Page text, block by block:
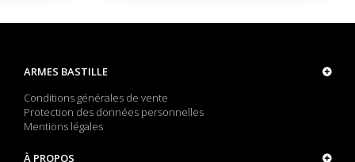
ARMES BASTILLE
Conditions générales de vente
Protection des données personnelles
Mentions légales
À PROPOS